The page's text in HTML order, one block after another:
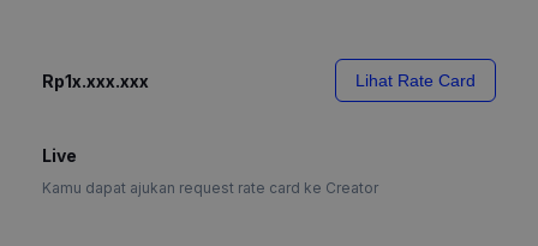
Rp1x.xxx.xxx Lihat Rate Card
Live
Kamu dapat ajukan request rate card ke Creator